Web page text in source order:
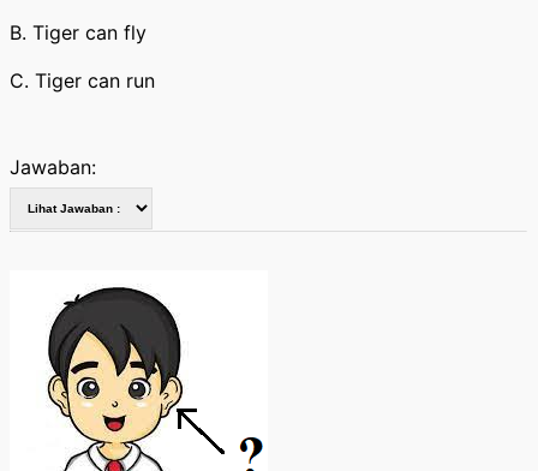
B. Tiger can fly
C. Tiger can run
Jawaban: